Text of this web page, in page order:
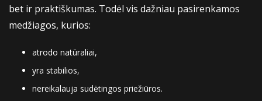
bet ir praktiškumas. Todėl vis dažniau pasirenkamos
medžiagos, kurios:
atrodo natūraliai,
yra stabilios,
nereikalauja sudėtingos priežiūros.